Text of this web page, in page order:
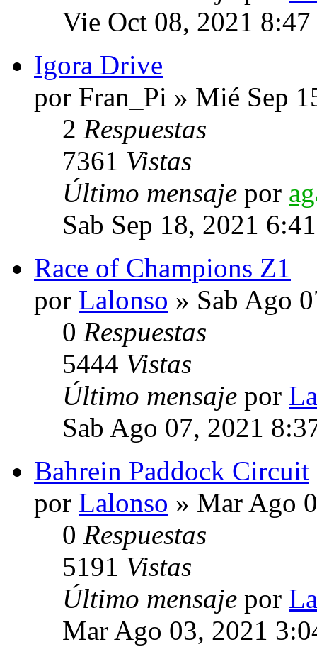
Vie Oct 08, 2021 8:47
Igora Drive
por Fran_Pi » Mié Sep
2 Respuestas
7361 Vistas
Último mensaje por
Sab Sep 18, 2021
Race of Champions Z1
por Lalonso » Sab Ago
0 Respuestas
5444 Vistas
Último mensaje por
Sab Ago 07, 2021
Bahrein Paddock Circuit
por Lalonso » Mar Ago
0 Respuestas
5191 Vistas
Último mensaje por
Mar Ago 03, 2021